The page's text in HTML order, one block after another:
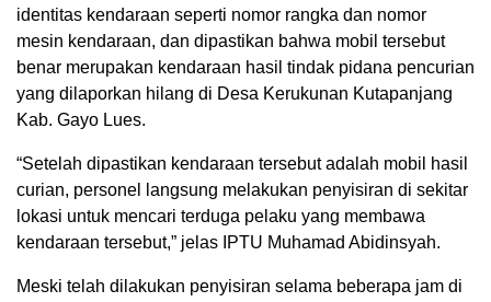
identitas kendaraan seperti nomor rangka dan nomor
mesin kendaraan, dan dipastikan bahwa mobil tersebut
benar merupakan kendaraan hasil tindak pidana pencurian
yang dilaporkan hilang di Desa Kerukunan Kutapanjang
Kab. Gayo Lues.
“Setelah dipastikan kendaraan tersebut adalah mobil hasil
curian, personel langsung melakukan penyisiran di sekitar
lokasi untuk mencari terduga pelaku yang membawa
kendaraan tersebut,” jelas IPTU Muhamad Abidinsyah.
Meski telah dilakukan penyisiran selama beberapa jam di